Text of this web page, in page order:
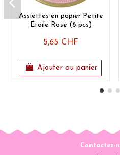
Assiettes en papier Petite
Étoile Rose (8 pcs)
5,65 CHF
Ajouter au panier
Contactez-